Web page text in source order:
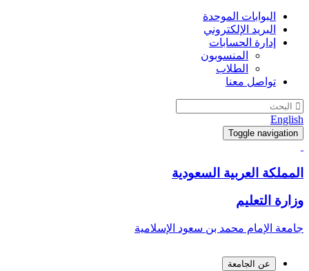
البوابات الموحدة
البريد الإلكتروني
إدارة الحسابات
المنسوبون
الطلاب
تواصل معنا
English
Toggle navigation
المملكة العربية السعودية
وزارة التعليم
جامعة الإمام محمد بن سعود الإسلامية
عن الجامعة